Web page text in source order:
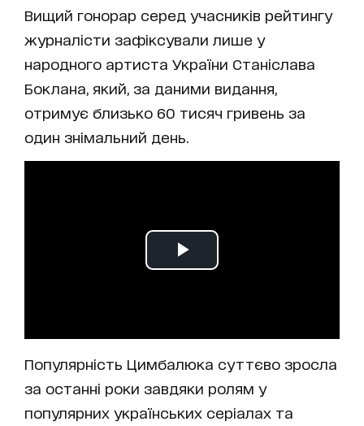
Вищий гонорар серед учасників рейтингу
журналісти зафіксували лише у
народного артиста України Станіслава
Боклана, який, за даними видання,
отримує близько 60 тисяч гривень за
один знімальний день.
Популярність Цимбалюка суттєво зросла
за останні роки завдяки ролям у
популярних українських серіалах та